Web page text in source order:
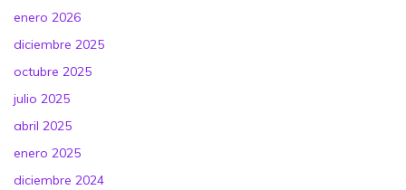
enero 2026
diciembre 2025
octubre 2025
julio 2025
abril 2025
enero 2025
diciembre 2024